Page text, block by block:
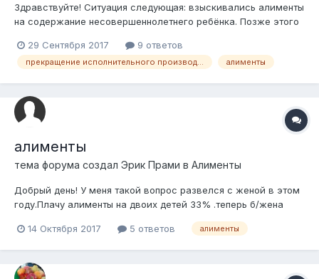
Здравствуйте! Ситуация следующая: взыскивались алименты
на содержание несовершеннолетнего ребёнка. Позже этого
предоставили гос.судисполнителю. По неизвестным
причинам, исполнительное производство не прекратили.
29 Сентября 2017 9 ответов
алименты
алименты
тема форума создал Эрик Прами в Алименты
Добрый день! У меня такой вопрос развелся с женой в этом
году.Плачу алименты на двоих детей 33% .теперь б/жена
я болен хронически в 2015 году поставили диагноз
ходил на костылях еле прише...
14 Октября 2017 5 ответов алименты